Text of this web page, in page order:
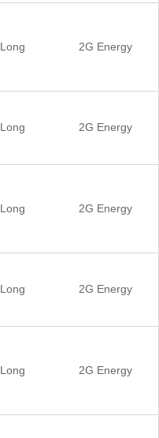
Long 2G Energy
Long 2G Energy
Long 2G Energy
Long 2G Energy
Long 2G Energy